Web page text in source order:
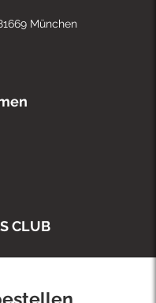
München
CLUB